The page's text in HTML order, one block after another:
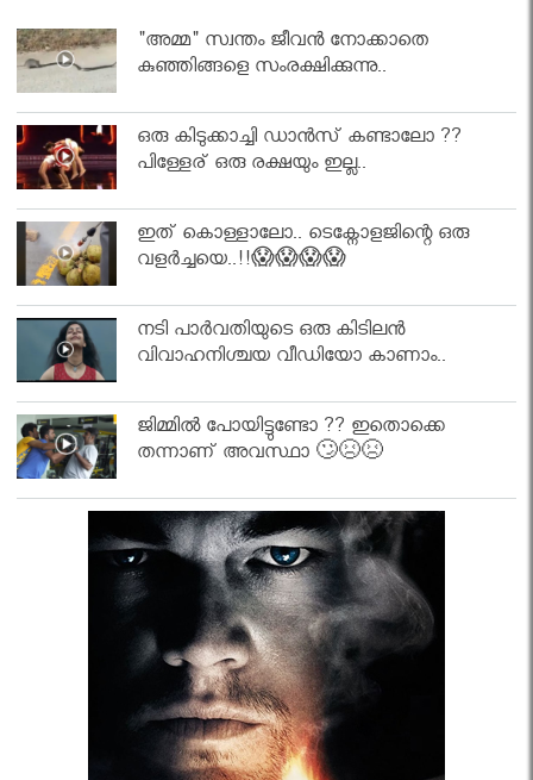
"അമ്മ" സ്വന്തം ജീവൻ നോക്കാതെ
കുഞ്ഞിങ്ങളെ സംരക്ഷിക്കുന്നു..
ഒരു കിടുക്കാച്ചി ഡാൻസ് കണ്ടാലോ ??
പിള്ളേര് ഒരു രക്ഷയും ഇല്ല..
ഇത് കൊള്ളാലോ.. ടെക്നോളജിന്റെ ഒരു
വളർച്ചയെ..!!😱😱😱😱
നടി പാർവതിയുടെ ഒരു കിടിലൻ
വിവാഹനിശ്ചയ വീഡിയോ കാണാം..
ജിമ്മിൽ പോയിട്ടുണ്ടോ ?? ഇതൊക്കെ
തന്നാണ് അവസ്ഥാ 🙄😣😣